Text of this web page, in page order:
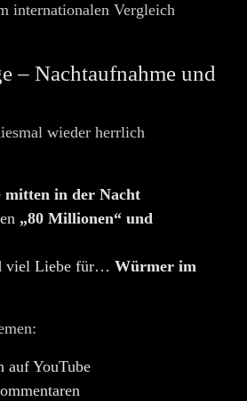
internationalen Vergleich
– Nachtaufnahme und
wieder herrlich
mitten in der Nacht
„80 Millionen“ und
viel Liebe für… Würmer im
auf YouTube